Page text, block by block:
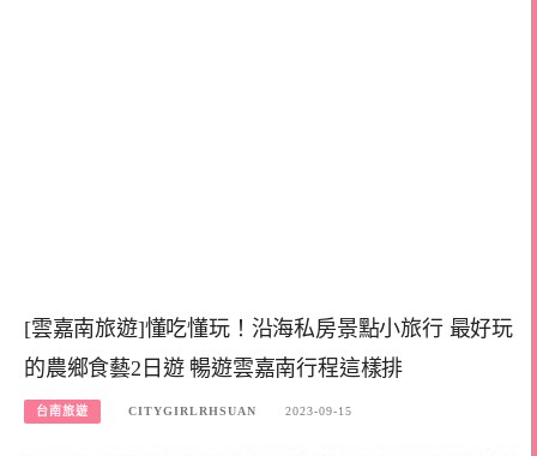
[雲嘉南旅遊]懂吃懂玩！沿海私房景點小旅行 最好玩
的農鄉食藝2日遊 暢遊雲嘉南行程這樣排
台南旅遊 CITYGIRLRHSUAN 2023-09-15